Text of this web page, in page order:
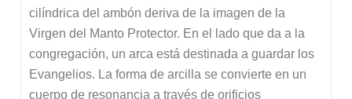
cilíndrica del ambón deriva de la imagen de la
Virgen del Manto Protector. En el lado que da a la
congregación, un arca está destinada a guardar los
Evangelios. La forma de arcilla se convierte en un
cuerpo de resonancia a través de orificios